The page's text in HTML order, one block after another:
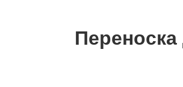
заказа, общая сумма заказа